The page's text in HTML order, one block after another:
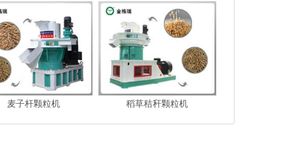
麦子杆颗粒机 稻草秸秆颗粒机